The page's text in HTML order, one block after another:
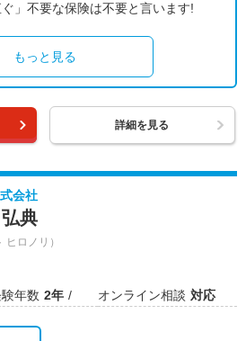
ぐ」不要な保険は不要と言います!
もっと見る
詳細を見る
会社
典
ヒロノリ）
年数 2年 オンライン相談 対応